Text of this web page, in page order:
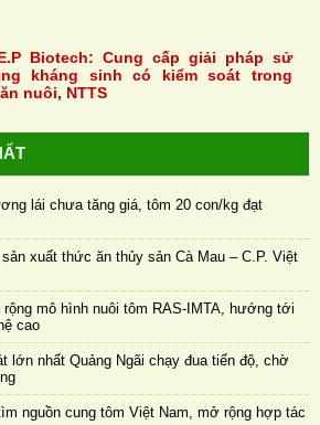
Biotech: Cung cấp giải pháp sử
kháng sinh có kiểm soát trong
nuôi, NTTS
lái chưa tăng giá, tôm 20 con/kg đạt
xuất thức ăn thủy sản Cà Mau – C.P. Việt
rộng mô hình nuôi tôm RAS-IMTA, hướng tới
cao
lớn nhất Quảng Ngãi chạy đua tiến độ, chờ
nguồn cung tôm Việt Nam, mở rộng hợp tác